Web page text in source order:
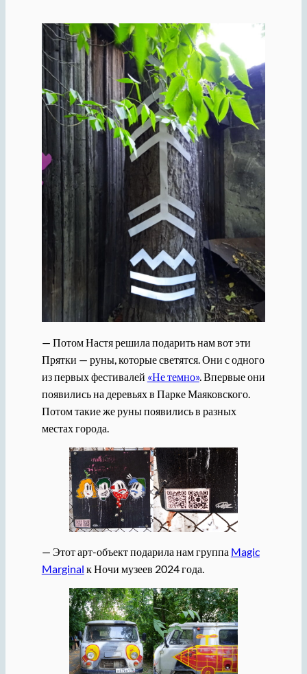
— Потом Настя решила подарить нам вот эти
Прятки — руны, которые светятся. Они с одного
из первых фестивалей «Не темно». Впервые они
появились на деревьях в Парке Маяковского.
Потом такие же руны появились в разных
местах города.
— Этот арт-объект подарила нам группа Magic
Marginal к Ночи музеев 2024 года.